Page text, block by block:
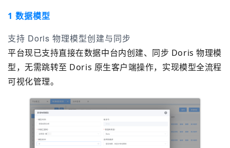
1 数据模型
支持 Doris 物理模型创建与同步
平台现已支持直接在数据中台内创建、同步 Doris 物理模
型，无需跳转至 Doris 原生客户端操作，实现模型全流程
可视化管理。